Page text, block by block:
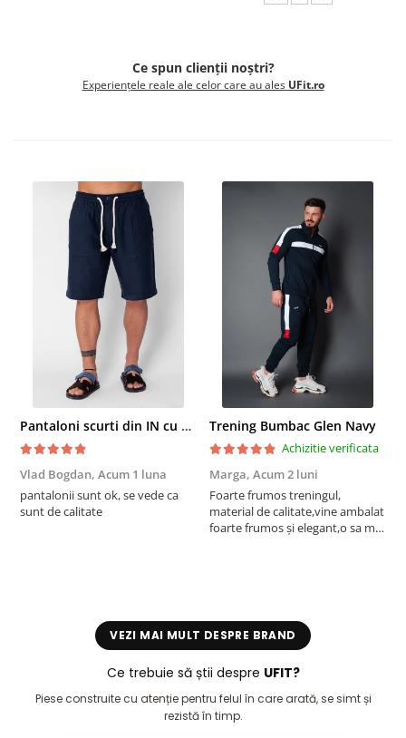
Ce spun clienții noștri?
Experiențele reale ale celor care au ales UFit.ro
Pantaloni scurti din IN cu nasture si snur Navy
Vlad Bogdan, Acum 1 luna
pantalonii sunt ok, se vede ca
sunt de calitate
Trening Bumbac Glen Navy
Achizitie verificata
Marga, Acum 2 luni
Foarte frumos treningul,
material de calitate,vine ambalat
foarte frumos și elegant,o sa mai
VEZI MAI MULT DESPRE BRAND
Ce trebuie să știi despre UFIT?
Piese construite cu atenție pentru felul în care arată, se simt și
rezistă în timp.